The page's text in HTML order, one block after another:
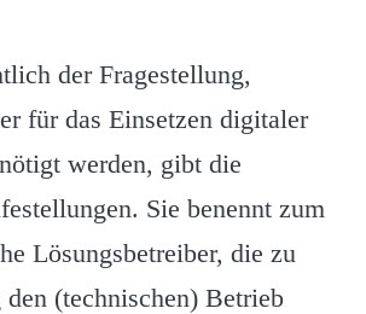
der Fragestellung,
für das Einsetzen digitaler
werden, gibt die
Sie benennt zum
Lösungsbetreiber, die zu
den (technischen) Betrieb